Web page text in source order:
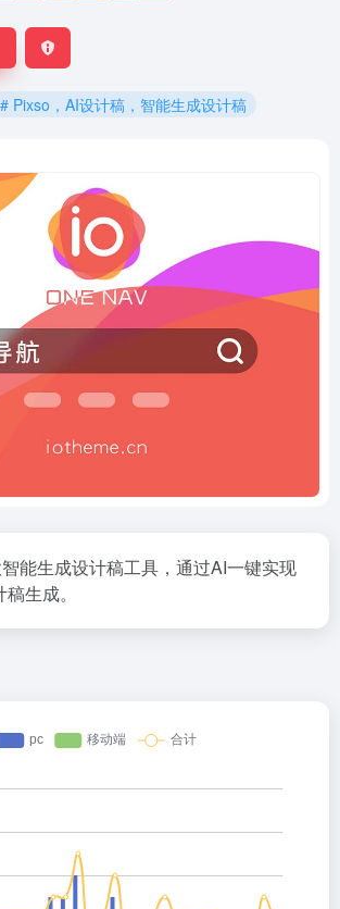
# Pixso，AI设计稿，智能生成设计稿
能生成设计稿工具，通过AI一键实现
生成。